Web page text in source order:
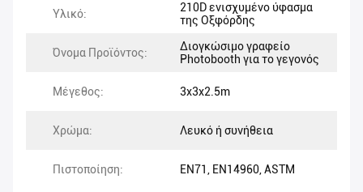
Υλικό:
210D ενισχυμένο ύφασμα
της Οξφόρδης
Όνομα Προϊόντος:
Διογκώσιμο γραφείο
Photobooth για το γεγονός
Μέγεθος: 3x3x2.5m
Χρώμα: Λευκό ή συνήθεια
Πιστοποίηση: EN71, EN14960, ASTM